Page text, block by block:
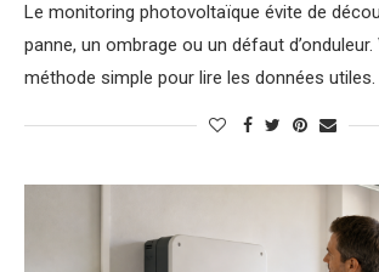
Le monitoring photovoltaïque évite de
panne, un ombrage ou un défaut
méthode simple pour lire les données utiles.